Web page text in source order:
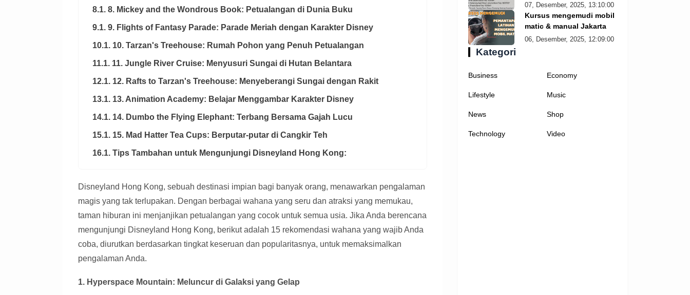
8.1. 8. Mickey and the Wondrous Book: Petualangan di Dunia Buku
9.1. 9. Flights of Fantasy Parade: Parade Meriah dengan Karakter Disney
10.1. 10. Tarzan's Treehouse: Rumah Pohon yang Penuh Petualangan
11.1. 11. Jungle River Cruise: Menyusuri Sungai di Hutan Belantara
12.1. 12. Rafts to Tarzan's Treehouse: Menyeberangi Sungai dengan Rakit
13.1. 13. Animation Academy: Belajar Menggambar Karakter Disney
14.1. 14. Dumbo the Flying Elephant: Terbang Bersama Gajah Lucu
15.1. 15. Mad Hatter Tea Cups: Berputar-putar di Cangkir Teh
16.1. Tips Tambahan untuk Mengunjungi Disneyland Hong Kong:
Disneyland Hong Kong, sebuah destinasi impian bagi banyak orang, menawarkan pengalaman
magis yang tak terlupakan. Dengan berbagai wahana yang seru dan atraksi yang memukau,
taman hiburan ini menjanjikan petualangan yang cocok untuk semua usia. Jika Anda berencana
mengunjungi Disneyland Hong Kong, berikut adalah 15 rekomendasi wahana yang wajib Anda
coba, diurutkan berdasarkan tingkat keseruan dan popularitasnya, untuk memaksimalkan
pengalaman Anda.
1. Hyperspace Mountain: Meluncur di Galaksi yang Gelap
07, Desember, 2025, 13:10:00
Kursus mengemudi mobil
matic & manual Jakarta
06, Desember, 2025, 12:09:00
Kategori
Business Economy
Lifestyle Music
News Shop
Technology Video